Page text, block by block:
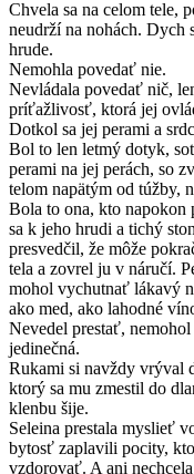
Chvela sa na celom tele,
neudrží na nohách. Dych
hrude.
Nemohla povedať nie.
Nevládala povedať nič,
príťažlivosť, ktorá jej
Dotkol sa jej perami a
Bol to len letmý dotyk,
perami na jej perách, so
telom napätým od túžby,
Bola to ona, kto
sa k jeho hrudi a tichý
presvedčil, že môže
tela a zovrel ju v náručí.
mohol vychutnať lákavý
ako med, ako lahodné
Nevedel prestať,
jedinečná.
Rukami si navždy vrýval
ktorý sa mu zmestil do
klenbu šije.
Seleina prestala myslieť
bytosť zaplavili pocity,
vzdorovať. A ani